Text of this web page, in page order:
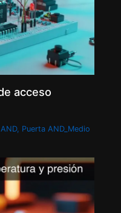
acceso
, Puerta AND_Medio